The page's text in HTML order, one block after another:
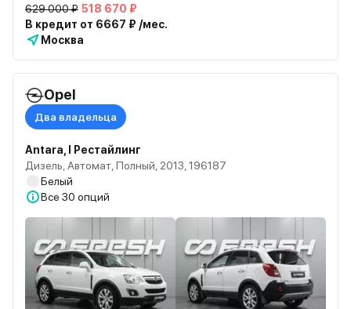
629 000 ₽ 518 670 ₽
В кредит от 6667 ₽ /мес.
Москва
Opel
Два владельца
Antara, I Рестайлинг
Дизель, Автомат, Полный, 2013, 196187
Белый
Все 30 опций